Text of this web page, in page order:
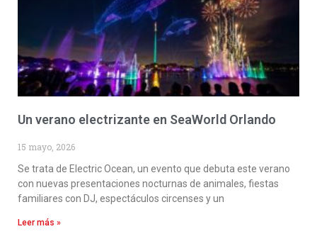
Un verano electrizante en SeaWorld Orlando
15 mayo, 2026
Se trata de Electric Ocean, un evento que debuta este verano
con nuevas presentaciones nocturnas de animales, fiestas
familiares con DJ, espectáculos circenses y un
Leer más »